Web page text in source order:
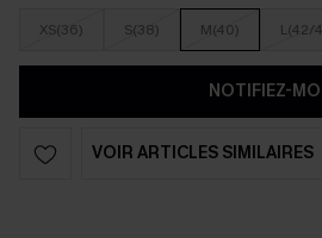
XS(36) S(38) M(40) L(42/
NOTIFIEZ-
VOIR ARTICLES SIMILAIRES